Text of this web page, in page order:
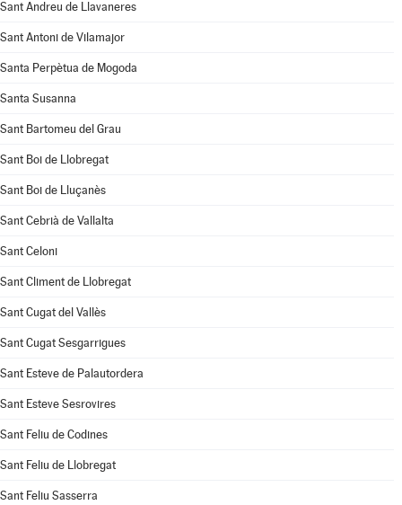
Sant Andreu de Llavaneres
Sant Antoni de Vilamajor
Santa Perpètua de Mogoda
Santa Susanna
Sant Bartomeu del Grau
Sant Boi de Llobregat
Sant Boi de Lluçanès
Sant Cebrià de Vallalta
Sant Celoni
Sant Climent de Llobregat
Sant Cugat del Vallès
Sant Cugat Sesgarrigues
Sant Esteve de Palautordera
Sant Esteve Sesrovires
Sant Feliu de Codines
Sant Feliu de Llobregat
Sant Feliu Sasserra